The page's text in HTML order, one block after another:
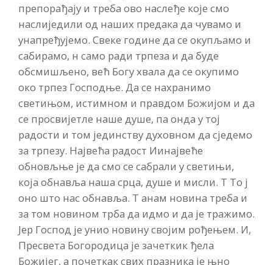
препорађају и треба ово наслеђе које смо
наслиједили од наших предака да чувамо и
унапређујемо. Свеке године да се окупљамо и
сабирамо, н само ради трпеза и да буде
обсмишљено, већ Богу хвала да се окупимо
око трпез Господње. Да се нахранимо
светињом, истимном и правдом Божијом и да
се просвијетле наше душе, па онда у тој
радости и том јединству духовном да сједемо
за трпезу. Највећа радост Иинајвеће
обновљње је да смо се сабрали у светињи,
која обнавља наша срца, душе и мисли. Т То ј
оно што нас обнавља. Т анам новина треба и
за том новином трба да идмо и да је тражимо.
Јер Господ је унио новину својим рођењем. И,
Пресвета Богородица је зачеткик ђела
Божијег, а почеткак свих празника је њно